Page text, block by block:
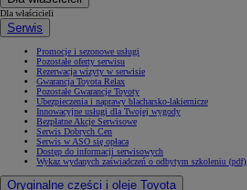
Dla właścicieli
Serwis
Promocje i sezonowe usługi
Pozostałe oferty serwisu
Rezerwacja wizyty w serwisie
Gwarancja Toyota Relax
Pozostałe Gwarancje Toyoty
Ubezpieczenia i naprawy blacharsko-lakiernicze
Innowacyjne usługi dla Twojej wygody
Bezpłatne Akcje Serwisowe
Serwis Dobrych Cen
Serwis w ASO się opłaca
Dostęp do informacji serwisowych
Wykaz wydanych zaświadczeń o odbytym szkoleniu (pdf)
Oryginalne części i oleje Toyota